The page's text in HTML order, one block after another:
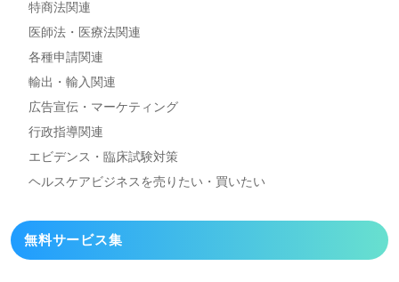
特商法関連
医師法・医療法関連
各種申請関連
輸出・輸入関連
広告宣伝・マーケティング
行政指導関連
エビデンス・臨床試験対策
ヘルスケアビジネスを売りたい・買いたい
無料サービス集